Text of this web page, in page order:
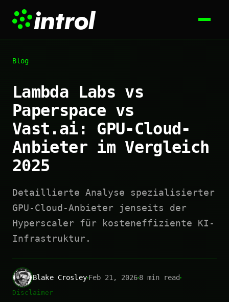
Blog
Lambda Labs vs
Paperspace vs
Vast.ai: GPU-Cloud-
Anbieter im Vergleich
2025
Detaillierte Analyse spezialisierter
GPU-Cloud-Anbieter jenseits der
Hyperscaler für kosteneffiziente KI-
Infrastruktur.
Blake CrosleyFeb 21, 20268 min read
Disclaimer